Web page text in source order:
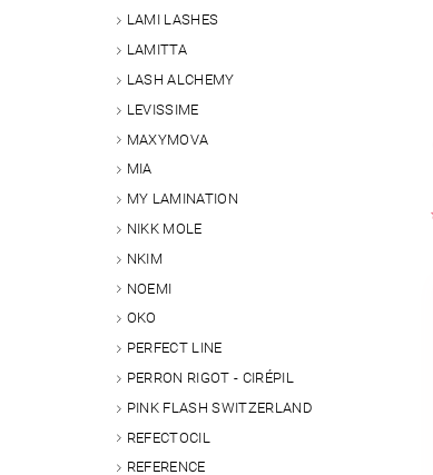
LAMI LASHES
LAMITTA
LASH ALCHEMY
LEVISSIME
MAXYMOVA
MIA
MY LAMINATION
NIKK MOLE
NKIM
NOEMI
OKO
PERFECT LINE
PERRON RIGOT - CIRÉPIL
PINK FLASH SWITZERLAND
REFECTOCIL
REFERENCE